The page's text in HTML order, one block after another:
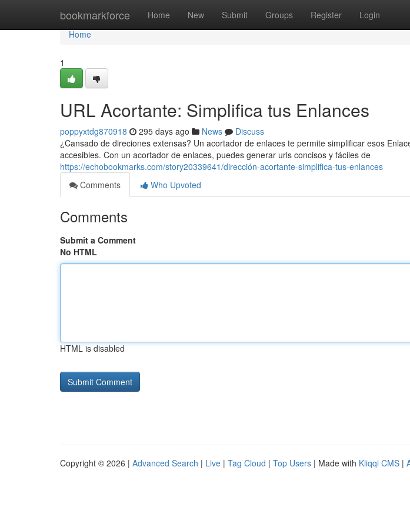
bookmarkforce Home New Submit Groups Register Login
Home
Home
1
URL Acortante: Simplifica tus Enlances
poppyxtdg870918 295 days ago News
Discuss
¿Cansado de direciones extensas? Un acortador de enlaces te permite simplificar esos
accesibles. Con un acortador de enlaces, puedes generar urls concisos y fáciles de
https://echobookmarks.com/story20339641/dirección-acortante-simplifica-tus-enlances
Comments
Who Upvoted
Comments
Submit a Comment
No HTML
HTML is disabled
Copyright © 2026 | Advanced Search | Live | Tag Cloud | Top Users | Made with Kliqqi CMS |